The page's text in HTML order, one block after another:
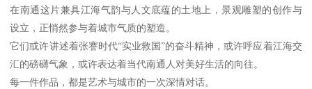
在南通这片兼具江海气韵与人文底蕴的土地上，景观雕塑的创作与
设立，正悄然参与着城市气质的塑造。
它们或许讲述着张謇时代“实业救国”的奋斗精神，或许呼应着江海交
汇的磅礴气象，或许表达着当代南通人对美好生活的向往。
每一件作品，都是艺术与城市的一次深情对话。